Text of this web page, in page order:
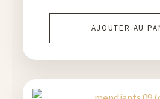
AJOUTER AU